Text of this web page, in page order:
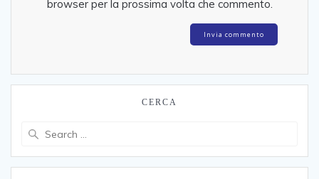
browser per la prossima volta che commento.
CERCA